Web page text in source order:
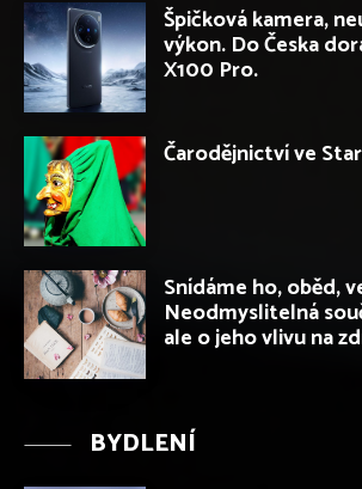
Špičková kamera,
výkon. Do Česka
X100 Pro.
Čarodějnictví ve
Snídáme ho, oběd,
Neodmyslitelná
ale o jeho vlivu na
BYDLENÍ